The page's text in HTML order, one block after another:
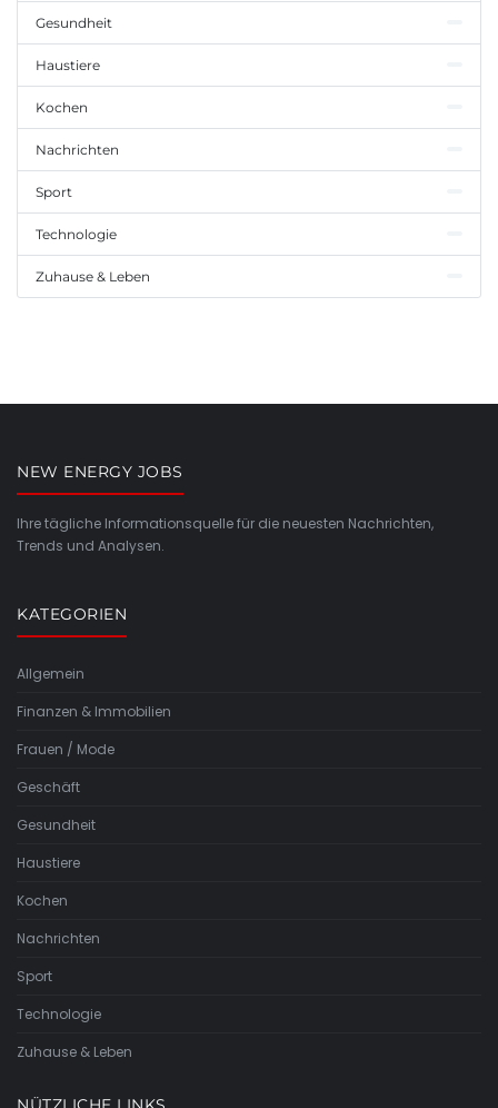
Gesundheit
Haustiere
Kochen
Nachrichten
Sport
Technologie
Zuhause & Leben
NEW ENERGY JOBS
Ihre tägliche Informationsquelle für die neuesten Nachrichten,
Trends und Analysen.
KATEGORIEN
Allgemein
Finanzen & Immobilien
Frauen / Mode
Geschäft
Gesundheit
Haustiere
Kochen
Nachrichten
Sport
Technologie
Zuhause & Leben